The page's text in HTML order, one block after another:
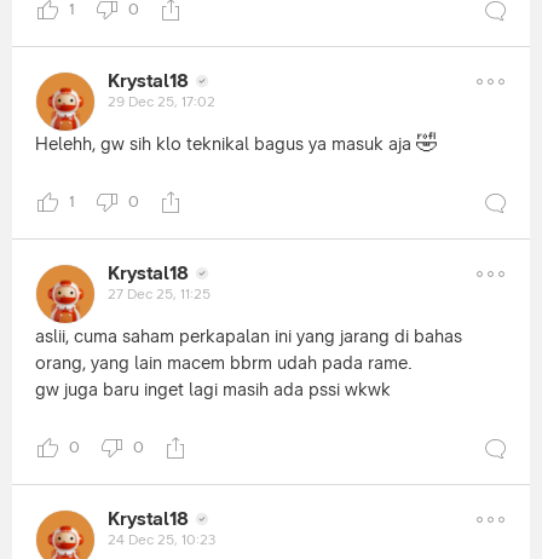
1 0
Krystal18
29 Dec 25, 17:02
Helehh, gw sih klo teknikal bagus ya masuk aja 🤣
1 0
Krystal18
27 Dec 25, 11:25
aslii, cuma saham perkapalan ini yang jarang di bahas
orang, yang lain macem bbrm udah pada rame.
gw juga baru inget lagi masih ada pssi wkwk
0 0
Krystal18
24 Dec 25, 10:23